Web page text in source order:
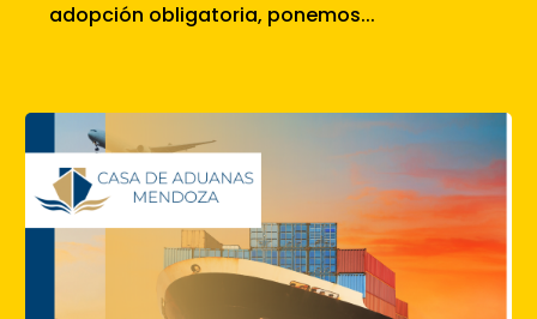
adopción obligatoria, ponemos...